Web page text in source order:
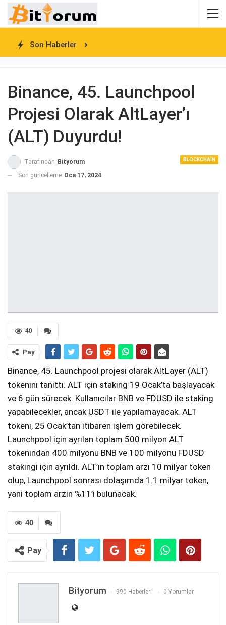
Son Haberler
Binance, 45. Launchpool
Projesi Olarak AltLayer’ı
(ALT) Duyurdu!
BLOCKCHAIN
Tarafından Bityorum
Son güncelleme Oca 17, 2024
40
Pay
Binance, 45. Launchpool projesi olarak AltLayer (ALT)
tokenını tanıttı. ALT için staking 19 Ocak’ta başlayacak
ve 6 gün sürecek. Kullanıcılar BNB ve FDUSD ile staking
yapabilecekler, ancak USDT ile yapılamayacak. ALT
tokenı, 25 Ocak’tan itibaren işlem görebilecek.
Launchpool için ayrılan toplam 500 milyon ALT
tokenından 400 milyonu BNB ve 100 milyonu FDUSD
stakingi için ayrıldı. ALT’ın toplam arzı 10 milyar token
olup, Launchpool sonrası dolaşımda 1.1 milyar token,
yani toplam arzın %11’i bulunacak.
40
Pay
Bityorum 990 Haberleri 0 Yorumlar